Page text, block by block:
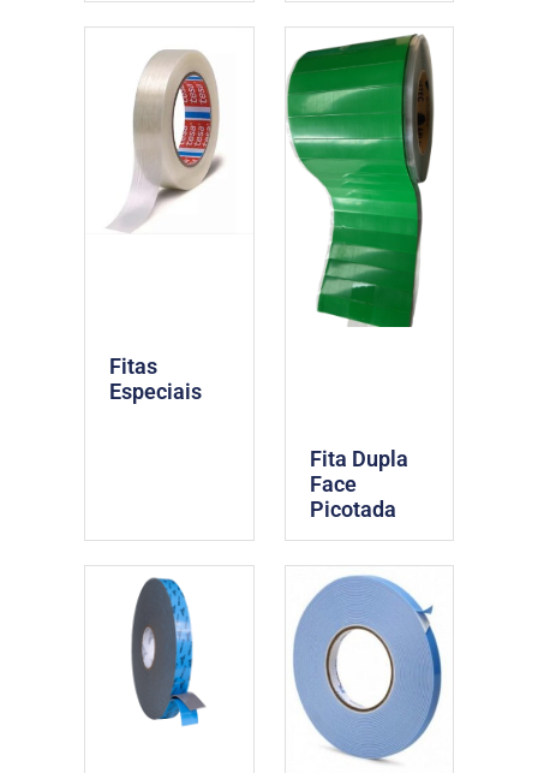
Fitas
Especiais
Fita Dupla
Face
Picotada